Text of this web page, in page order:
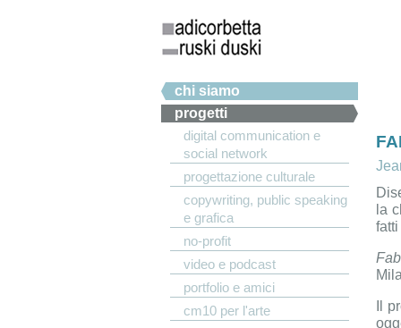
la
Il
Menu principale
chi siamo
progetti
digital communication e
social network
progettazione culturale
copywriting, public speaking
e grafica
no-profit
video e podcast
portfolio e amici
cm10 per l'arte